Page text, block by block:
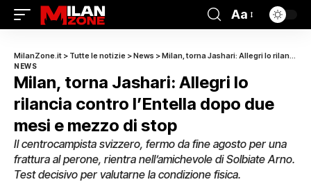
Aa
MilanZone.it > Tutte le notizie >News >Milan, torna Jashari: Allegri lo rilancia contro l’Entella dopo due mesi e mezzo di stop
NEWS
Milan, torna Jashari: Allegri lo
rilancia contro l’Entella dopo due
mesi e mezzo di stop
Il centrocampista svizzero, fermo da fine agosto per una
frattura al perone, rientra nell’amichevole di Solbiate Arno.
Test decisivo per valutarne la condizione fisica.